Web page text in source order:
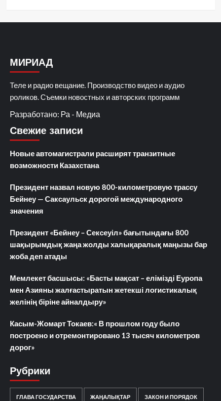
МИРИАД
Теле и радио вещание. Производство видео и аудио
роликов. Съемки новостных и авторских программ
Разработано: Ра - Медиа
Свежие записи
Новые автомагистрали расширят транзитные
возможности Казахстана
Президент назвал новую 800-километровую трассу
Бейнеу — Саксаульск дорогой международного
значения
Президент «Бейнеу – Сексеуіл» бағытындағы 800
шақырымдық жаңа жолды халықаралық маңызы бар
жоба деп атады
Мемлекет басшысы: «Басты мақсат – елімізді Еуропа
мен Азияны жалғастыратын жетекші логистикалық
желінің біріне айналдыру»
Касым-Жомарт Токаев:« В прошлом году было
построено и отремонтировано 13 тысяч километров
дорог»
Рубрики
ГЛАВА ГОСУДАРСТВА ЖАҢАЛЫҚТАР ЗАКОН И ПОРЯДОК